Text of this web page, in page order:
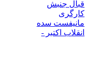
قبال جنبش
کارگرى
مانيفست سده
انقلاب اکتبر -